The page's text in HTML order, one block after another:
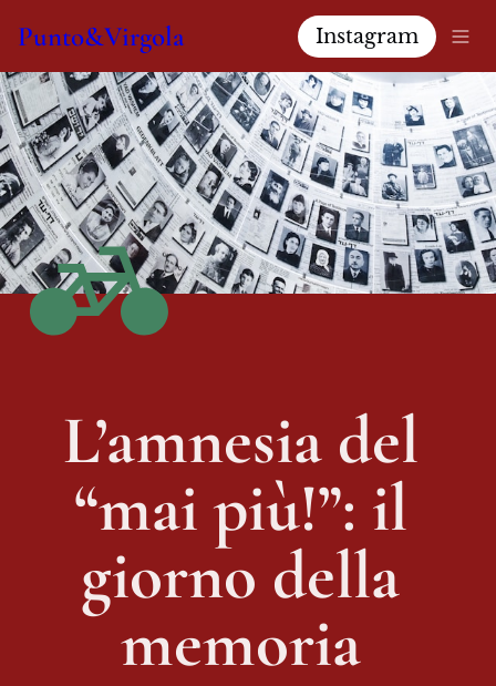
Punto&Virgola Instagram
L’amnesia del
“mai più!”: il
giorno della
memoria